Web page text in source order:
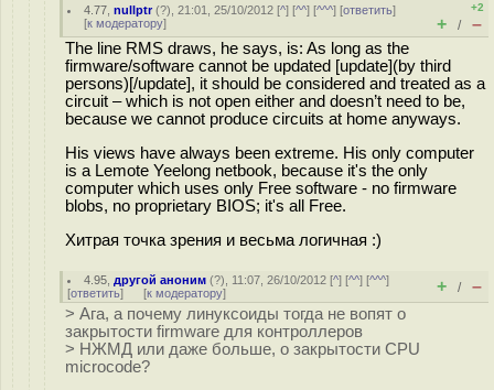
4.77 ,nullptr(?), 21:01, 25/10/2012 [^] [^^] [^^^] [ответить]
[к модератору]
+2
+ / –
The line RMS draws, he says, is: As long as the
firmware/software cannot be updated [update](by third
persons)[/update], it should be considered and treated as a
circuit – which is not open either and doesn’t need to be,
because we cannot produce circuits at home anyways.
His views have always been extreme. His only computer
is a Lemote Yeelong netbook, because it's the only
computer which uses only Free software - no firmware
blobs, no proprietary BIOS; it's all Free.
Хитрая точка зрения и весьма логичная :)
4.95 другой аноним (?), 11:07, 26/10/2012 [^] [^^] [^^^]
[ответить] [к модератору] + / –
> Ага, а почему линуксоиды тогда не вопят о
закрытости firmware для контроллеров
> НЖМД или даже больше, о закрытости CPU
microcode?